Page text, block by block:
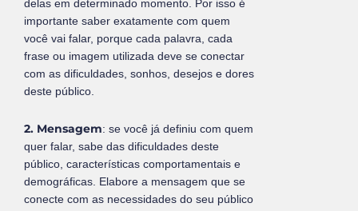
delas em determinado momento. Por isso é
importante saber exatamente com quem
você vai falar, porque cada palavra, cada
frase ou imagem utilizada deve se conectar
com as dificuldades, sonhos, desejos e dores
deste público.
2. Mensagem: se você já definiu com quem
quer falar, sabe das dificuldades deste
público, características comportamentais e
demográficas. Elabore a mensagem que se
conecte com as necessidades do seu público